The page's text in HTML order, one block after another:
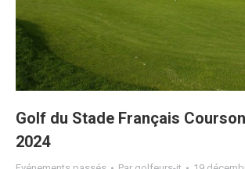
Golf du Stade Français
2024